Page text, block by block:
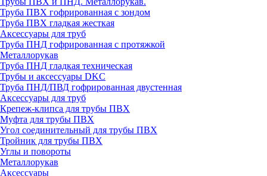
Труба ПВХ гофрированная с зондом
Труба ПВХ гладкая жесткая
Аксессуары для труб
Труба ПНД гофрированная с протяжкой
Металлорукав
Труба ПНД гладкая техническая
Трубы и аксессуары DKC
Труба ПНД/ПВД гофрированная двустенная
Аксессуары для труб
Крепеж-клипса для трубы ПВХ
Муфта для трубы ПВХ
Угол соединительный для трубы ПВХ
Тройник для трубы ПВХ
Углы и повороты
Металлорукав
Аксессуары